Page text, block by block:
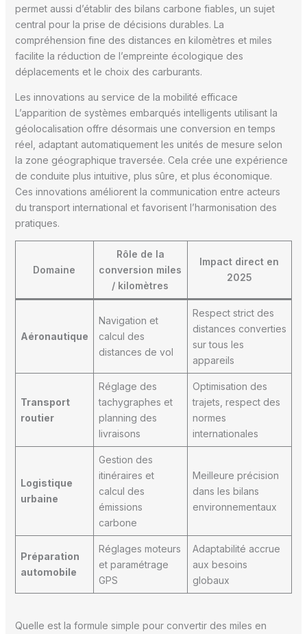
permet aussi d’établir des bilans carbone fiables, un sujet
central pour la prise de décisions durables. La
compréhension fine des distances en kilomètres et miles
facilite la réduction de l’empreinte écologique des
déplacements et le choix des carburants.
Les innovations au service de la mobilité efficace
L’apparition de systèmes embarqués intelligents utilisant la
géolocalisation offre désormais une conversion en temps
réel, adaptant automatiquement les unités de mesure selon
la zone géographique traversée. Cela crée une expérience
de conduite plus intuitive, plus sûre, et plus économique.
Ces innovations améliorent la communication entre acteurs
du transport international et favorisent l’harmonisation des
pratiques.
Domaine
Rôle de la
conversion miles
/ kilomètres
Impact direct en
2025
Aéronautique
Navigation et
calcul des
distances de vol
Respect strict des
distances converties
sur tous les
appareils
Transport
routier
Réglage des
tachygraphes et
planning des
livraisons
Optimisation des
trajets, respect des
normes
internationales
Logistique
urbaine
Gestion des
itinéraires et
calcul des
émissions
carbone
Meilleure précision
dans les bilans
environnementaux
Préparation
automobile
Réglages moteurs
et paramétrage
GPS
Adaptabilité accrue
aux besoins
globaux
Quelle est la formule simple pour convertir des miles en